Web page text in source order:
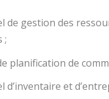
de gestion des
;
planification de
d’inventaire et